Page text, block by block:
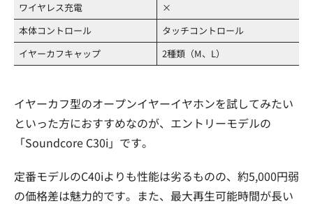
ワイヤレス充電
×
本体コントロール
タッチコントロール
イヤーカフキャップ
2種類（M、L）
イヤーカフ型のオープンイヤーイヤホンを試してみたい
といった方におすすめなのが、エントリーモデルの
「Soundcore C30i」です。
定番モデルのC40iよりも性能は劣るものの、約5,000円弱
の価格差は魅力的です。また、最大再生可能時間が長い